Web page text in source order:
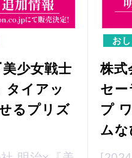
少女戦士
タイアッ
るプリズ
お
株式
セ
プ
ム